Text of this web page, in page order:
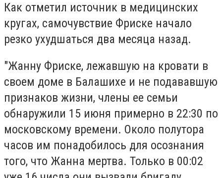
Как отметил источник в медицинских
кругах, самочувствие Фриске начало
резко ухудшаться два месяца назад.
"Жанну Фриске, лежавшую на кровати в
своем доме в Балашихе и не подававшую
признаков жизни, члены ее семьи
обнаружили 15 июня примерно в 22:30 по
московскому времени. Около полутора
часов им понадобилось для осознания
того, что Жанна мертва. Только в 00:02